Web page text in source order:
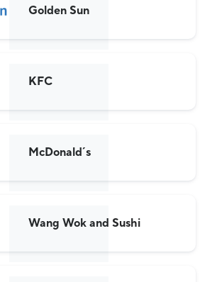
Golden Sun
KFC
McDonald´s
Wang Wok and Sushi